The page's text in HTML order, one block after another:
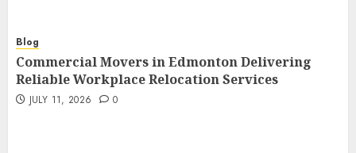
Blog
Commercial Movers in Edmonton Delivering
Reliable Workplace Relocation Services
JULY 11, 2026 0